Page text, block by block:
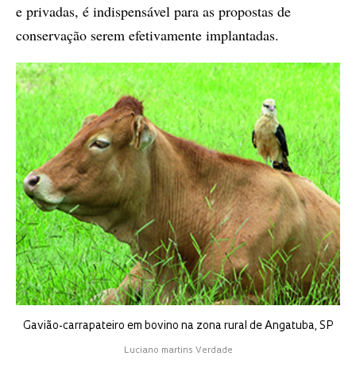
e privadas, é indispensável para as propostas de
conservação serem efetivamente implantadas.
Gavião-carrapateiro em bovino na zona rural de Angatuba, SP
Luciano martins Verdade